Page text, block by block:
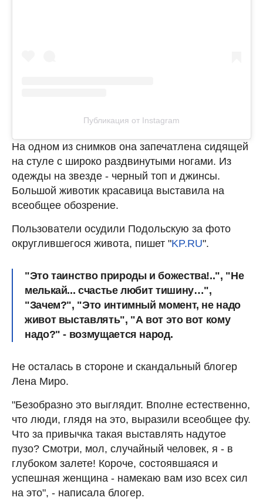
Публикация от Instagram
На одном из снимков она запечатлена сидящей
на стуле с широко раздвинутыми ногами. Из
одежды на звезде - черный топ и джинсы.
Большой животик красавица выставила на
всеобщее обозрение.
Пользователи осудили Подольскую за фото
округлившегося живота, пишет "KP.RU".
"Это таинство природы и божества!..", "Не
мелькай... счастье любит тишину…",
"Зачем?", "Это интимный момент, не надо
живот выставлять", "А вот это вот кому
надо?" - возмущается народ.
Не осталась в стороне и скандальный блогер
Лена Миро.
"Безобразно это выглядит. Вполне естественно,
что люди, глядя на это, выразили всеобщее фу.
Что за привычка такая выставлять надутое
пузо? Смотри, мол, случайный человек, я - в
глубоком залете! Короче, состоявшаяся и
успешная женщина - намекаю вам изо всех сил
на это", - написала блогер.